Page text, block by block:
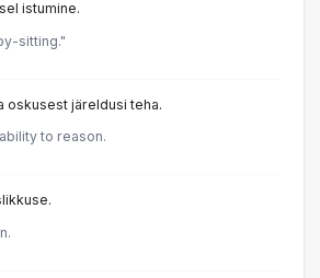
istumine.
sitting."
oskusest järeldusi teha.
to reason.